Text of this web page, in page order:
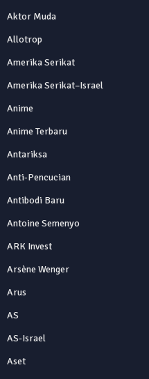
Aktor Muda
Allotrop
Amerika Serikat
Amerika Serikat–Israel
Anime
Anime Terbaru
Antariksa
Anti‑Pencucian
Antibodi Baru
Antoine Semenyo
ARK Invest
Arsène Wenger
Arus
AS
AS-Israel
Aset